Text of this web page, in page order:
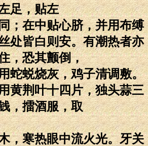
足，贴左
；在中贴心脐，并用布缚
处皆白则安。有潮热者亦
，恐其颤倒，
蛇蜕烧灰，鸡子清调敷。
黄荆叶十四片，独头蒜三
，擂酒服，取
，寒热眼中流火光。牙关